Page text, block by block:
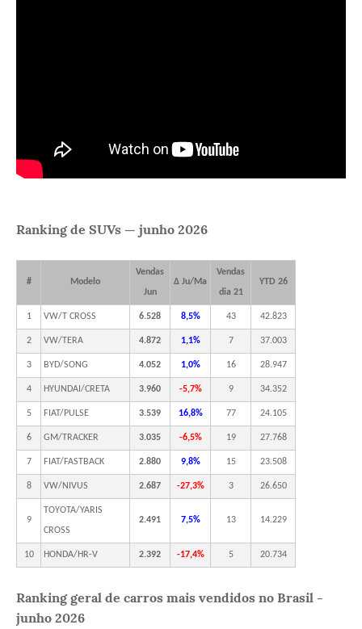
Ranking de SUVs — junho 2026
# Modelo
Vendas
Jun
Δ Ju/Ma
Vendas
dia 21
YTD 26
1 VW/T CROSS 6.528 8,5% 43 42.823
2 VW/TERA 4.872 1,1% 7 37.003
3 BYD/SONG 4.052 1,0% 16 28.947
4 HYUNDAI/CRETA 3.960 -5,7% 9 34.352
5 FIAT/PULSE 3.539 16,8% 77 24.105
6 GM/TRACKER 3.035 -6,5% 19 27.768
7 FIAT/FASTBACK 2.880 9,8% 15 23.508
8 VW/NIVUS 2.687 -27,3% 3 26.650
9
TOYOTA/YARIS
CROSS
2.491 7,5% 13 14.229
10 HONDA/HR-V 2.392 -17,4% 5 20.734
Ranking geral de carros mais vendidos no Brasil -
junho 2026